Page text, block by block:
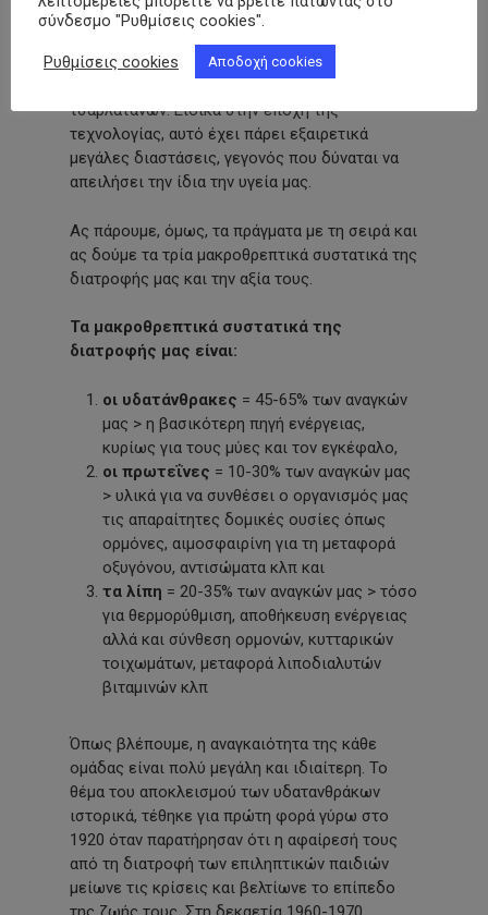
Ωστόσο, η ανάγκη ενός ανθρώπου να χάσει τα
είναι τόσο μεγάλη με αποτέλεσμα να πέφτει
τσαρλατάνων. Ειδικά στην εποχή της
τεχνολογίας, αυτό έχει πάρει εξαιρετικά
μεγάλες διαστάσεις, γεγονός που δύναται να
απειλήσει την ίδια την υγεία μας.
Ας πάρουμε, όμως, τα πράγματα με τη σειρά και
ας δούμε τα τρία μακροθρεπτικά συστατικά της
διατροφής μας και την αξία τους.
Τα μακροθρεπτικά συστατικά της
διατροφής μας είναι:
οι υδατάνθρακες = 45-65% των αναγκών
μας > η βασικότερη πηγή ενέργειας,
κυρίως για τους μύες και τον εγκέφαλο,
οι πρωτεΐνες = 10-30% των αναγκών μας
> υλικά για να συνθέσει ο οργανισμός μας
τις απαραίτητες δομικές ουσίες όπως
ορμόνες, αιμοσφαιρίνη για τη μεταφορά
οξυγόνου, αντισώματα κλπ και
τα λίπη = 20-35% των αναγκών μας > τόσο
για θερμορύθμιση, αποθήκευση ενέργειας
αλλά και σύνθεση ορμονών, κυτταρικών
τοιχωμάτων, μεταφορά λιποδιαλυτών
βιταμινών κλπ
Όπως βλέπουμε, η αναγκαιότητα της κάθε
ομάδας είναι πολύ μεγάλη και ιδιαίτερη. Το
θέμα του αποκλεισμού των υδατανθράκων
ιστορικά, τέθηκε για πρώτη φορά γύρω στο
1920 όταν παρατήρησαν ότι η αφαίρεσή τους
από τη διατροφή των επιληπτικών παιδιών
μείωνε τις κρίσεις και βελτίωνε το επίπεδο
σύνδεσμο "Ρυθμίσεις cookies".
Ρυθμίσεις cookies Αποδοχή cookies